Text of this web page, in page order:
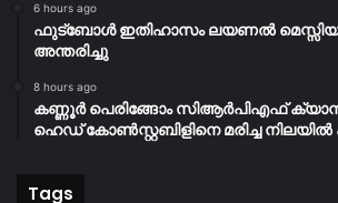
6 hours ago
ഫുട്ബോൾ ഇതിഹാസം ലയണൽ
അന്തരിച്ചു
8 hours ago
കണ്ണൂർ പെരിങ്ങോം സിആർപിഎഫ്
ഹെഡ് കോൺസ്റ്റബിളിനെ മരിച്ച നിലയിൽ
Tags